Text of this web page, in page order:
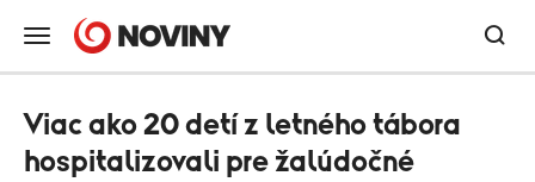
Viac ako 20 detí z letného tábora
hospitalizovali pre žalúdočné